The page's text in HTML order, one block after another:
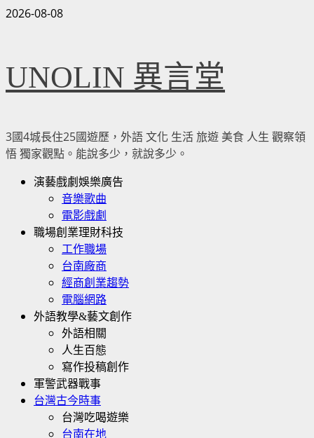
Skip
2026-08-08
UNOLIN 異言堂
3國4城長住25國遊歷，外語 文化 生活 旅遊 美食 人生 觀察領
悟 獨家觀點。能說多少，就說多少。
Primary演藝戲劇娛樂廣告
音樂歌曲
電影戲劇
職場創業理財科技
工作職場
台南廠商
經商創業趨勢
電腦網路
外語教學&藝文創作
外語相關
人生百態
寫作投稿創作
軍警武器戰事
台灣古今時事
台灣吃喝遊樂
台南在地